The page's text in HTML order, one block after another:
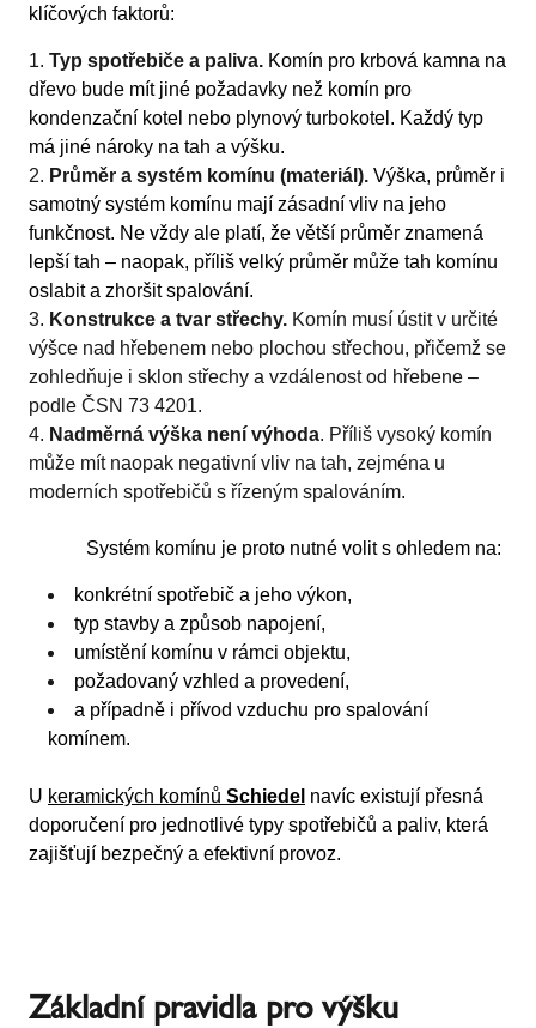
klíčových faktorů:
Typ spotřebiče a paliva. Komín pro krbová kamna na
dřevo bude mít jiné požadavky než komín pro
kondenzační kotel nebo plynový turbokotel. Každý typ
má jiné nároky na tah a výšku.
Průměr a systém komínu (materiál). Výška, průměr i
samotný systém komínu mají zásadní vliv na jeho
funkčnost. Ne vždy ale platí, že větší průměr znamená
lepší tah – naopak, příliš velký průměr může tah komínu
oslabit a zhoršit spalování.
Konstrukce a tvar střechy. Komín musí ústit v určité
výšce nad hřebenem nebo plochou střechou, přičemž se
zohledňuje i sklon střechy a vzdálenost od hřebene –
podle ČSN 73 4201.
Nadměrná výška není výhoda. Příliš vysoký komín
může mít naopak negativní vliv na tah, zejména u
moderních spotřebičů s řízeným spalováním.
Systém komínu je proto nutné volit s ohledem na:
konkrétní spotřebič a jeho výkon,
typ stavby a způsob napojení,
umístění komínu v rámci objektu,
požadovaný vzhled a provedení,
a případně i přívod vzduchu pro spalování
komínem.
U keramických komínů Schiedel navíc existují přesná
doporučení pro jednotlivé typy spotřebičů a paliv, která
zajišťují bezpečný a efektivní provoz.
Základní pravidla pro výšku